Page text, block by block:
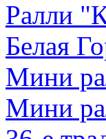
Ралли
Белая
Мини
Мини